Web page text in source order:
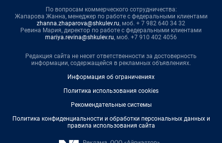
По вопросам коммерческого сотрудничества:
Жапарова Жанна, менеджер по работе с федеральными клиентами
zhanna.zhaparova@shkulev.ru, моб. + 7 982 640 34 32
Ревина Мария, директор по работе с федеральными клиентами
mariya.revina@shkulev.ru, моб. +7 910 402 4056
Редакция сайта не несет ответственности за достоверность
информации, содержащейся в рекламных объявлениях.
Информация об ограничениях
Политика использования cookies
Рекомендательные системы
Политика конфиденциальности и обработки персональных данных и
правила использования сайта